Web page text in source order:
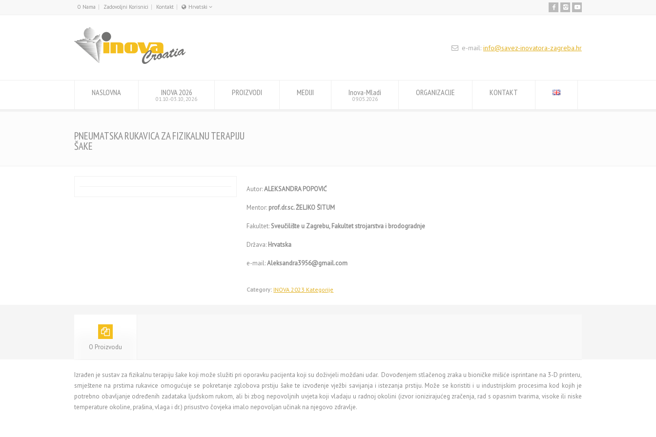
O Nama Zadovoljni Korisnici Kontakt
Hrvatski
e-mail: info@savez-inovatora-zagreba.hr
NASLOVNA INOVA 2026
01.10.-03.10, 2026
PROIZVODI MEDIJI Inova-Mladi
09.05.2026
ORGANIZACIJE KONTAKT
PNEUMATSKA RUKAVICA ZA FIZIKALNU TERAPIJU
ŠAKE
Autor:ALEKSANDRA POPOVIĆ
Mentor: prof.dr.sc. ŽELJKO ŠITUM
Fakultet: Sveučilište u Zagrebu, Fakultet strojarstva i brodogradnje
Država: Hrvatska
e-mail:Aleksandra3956@gmail.com
Category: INOVA 2023 Kategorije
O Proizvodu
Izrađen je sustav za fizikalnu terapiju šake koji može služiti pri oporavku pacijenta koji su doživjeli moždani udar. Dovođenjem stlačenog zraka u bioničke mišiće isprintane na 3-D printeru,
smještene na prstima rukavice omogućuje se pokretanje zglobova prstiju šake te izvođenje vježbi savijanja i istezanja prstiju. Može se koristiti i u industrijskim procesima kod kojih je
potrebno obavljanje određenih zadataka ljudskom rukom, ali bi zbog nepovoljnih uvjeta koji vladaju u radnoj okolini (izvor ionizirajućeg zračenja, rad s opasnim tvarima, visoke ili niske
temperature okoline, prašina, vlaga i dr.) prisustvo čovjeka imalo nepovoljan učinak na njegovo zdravlje.